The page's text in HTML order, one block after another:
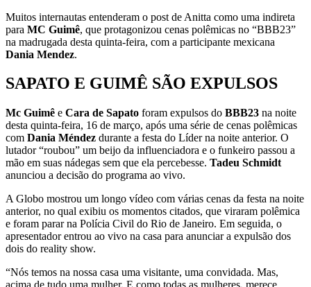
Muitos internautas entenderam o post de Anitta como uma indireta
para MC Guimê, que protagonizou cenas polêmicas no “BBB23”
na madrugada desta quinta-feira, com a participante mexicana
Dania Mendez.
SAPATO E GUIMÊ SÃO EXPULSOS
Mc Guimê e Cara de Sapato foram expulsos do BBB23 na noite
desta quinta-feira, 16 de março, após uma série de cenas polêmicas
com Dania Méndez durante a festa do Líder na noite anterior. O
lutador “roubou” um beijo da influenciadora e o funkeiro passou a
mão em suas nádegas sem que ela percebesse. Tadeu Schmidt
anunciou a decisão do programa ao vivo.
A Globo mostrou um longo vídeo com várias cenas da festa na noite
anterior, no qual exibiu os momentos citados, que viraram polêmica
e foram parar na Polícia Civil do Rio de Janeiro. Em seguida, o
apresentador entrou ao vivo na casa para anunciar a expulsão dos
dois do reality show.
“Nós temos na nossa casa uma visitante, uma convidada. Mas,